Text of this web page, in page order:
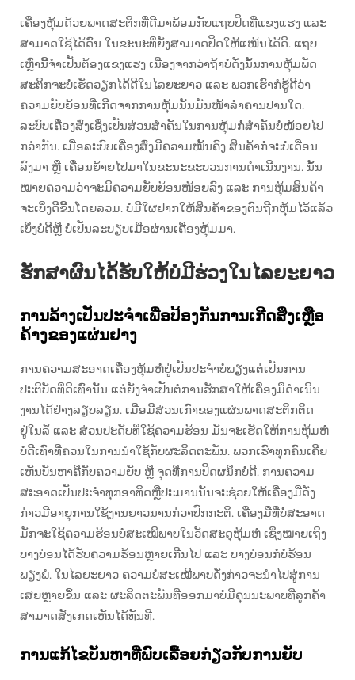
ເຄື່ອງຫຸ້ມດ້ວຍພາດສະຕິກທີ່ດີມາພ້ອມກັບແຖບປິດທີ່ແຂງແຮງ ແລະ
ສາມາດໃຊ້ໄດ້ດົນ ໃນຂະນະທີ່ຍັງສາມາດປິດໃຫ້ແໜ້ນໄດ້ດີ. ແຖບ
ເຫຼົ່ານີ້ຈຳເປັນຕ້ອງແຂງແຮງ ເນື່ອງຈາກວ່າຖ້າບໍ່ດັ່ງນັ້ນການຫຸ້ມພັດ
ສະຕິກຈະບໍ່ເຮັດວຽກໄດ້ດີໃນໄລຍະຍາວ ແລະ ພວກເຮົາກໍຮູ້ດີວ່າ
ຄວາມຍັບຍ້ອນທີ່ເກີດຈາກການຫຸ້ມນັ້ນມັນໜ້າລໍາຄານປານໃດ.
ລະບົບເຄື່ອງສົ່ງເຊິ່ງເປັນສ່ວນສຳຄັນໃນການຫຸ້ມກໍ່ສຳຄັນບໍ່ໜ້ອຍໄປ
ກວ່າກັນ. ເມື່ອລະບົບເຄື່ອງສົ່ງມີຄວາມໝັ້ນຄົງ ສິນຄ້າກໍ່ຈະບໍ່ເດືອນ
ລົງມາ ຫຼື ເຄື່ອນຍ້າຍໄປມາໃນຂະນະຂະບວນການດຳເນີນງານ. ນັ້ນ
ໝາຍຄວາມວ່າຈະມີຄວາມຍັບຍ້ອນໜ້ອຍລົງ ແລະ ການຫຸ້ມສິນຄ້າ
ຈະເບິ່ງດີຂື້ນໂດຍລວມ. ບໍ່ມີໃຜຢາກໃຫ້ສິນຄ້າຂອງຕົນຖືກຫຸ້ມໄວ້ແລ້ວ
ເບິ່ງບໍ່ດີຫຼື ບໍ່ເປັນລະບຽບເມື່ອຜ່ານເຄື່ອງຫຸ້ມມາ.
ຮັກສາຜົນໄດ້ຮັບໃຫ້ບໍ່ມີຮ່ວງໃນໄລຍະຍາວ
ການລ້າງເປັນປະຈຳເພື່ອປ້ອງກັນການເກີດສິ່ງເຫຼືອ
ຄ້າງຂອງແຜ່ນຢາງ
ການຄວາມສະອາດເຄື່ອງຫຸ້ມຫໍ່ຢູ່ເປັນປະຈຳບໍ່ພຽງແຕ່ເປັນການ
ປະຕິບັດທີ່ດີເທົ່ານັ້ນ ແຕ່ຍັງຈຳເປັນຕໍ່ການຮັກສາໃຫ້ເຄື່ອງມືດຳເນີນ
ງານໄດ້ຢ່າງລຽບລຽນ. ເມື່ອມີສ່ວນເກົາຂອງແຜ່ນພາດສະຕິກຕິດ
ຢູ່ໃນລໍ້ ແລະ ສ່ວນປະດັບທີ່ໃຊ້ຄວາມຮ້ອນ ມັນຈະເຮັດໃຫ້ການຫຸ້ມຫໍ່
ບໍ່ດີເທົ່າທີ່ຄວນໃນການນຳໃຊ້ກັບຜະລິດຕະພັນ. ພວກເຮົາທຸກຄົນເຄີຍ
ເຫັນບັນຫາຄືກັບຄວາມຍັບ ຫຼື ຈຸດທີ່ການປິດຜນຶກບໍ່ດີ. ການຄວາມ
ສະອາດເປັນປະຈຳທຸກອາທິດຫຼືປະມານນັ້ນຈະຊ່ວຍໃຫ້ເຄື່ອງມືດັ່ງ
ກ່າວມີອາຍຸການໃຊ້ງານຍາວນານກ່ວາປົກກະຕິ. ເຄື່ອງມືທີ່ບໍ່ສະອາດ
ມັກຈະໃຊ້ຄວາມຮ້ອນບໍ່ສະເໝີພາບໃນວັດສະດຸຫຸ້ມຫໍ່ ເຊິ່ງໝາຍເຖິງ
ບາງບ່ອນໄດ້ຮັບຄວາມຮ້ອນຫຼາຍເກີນໄປ ແລະ ບາງບ່ອນກໍ່ບໍ່ຮ້ອນ
ພຽງພໍ. ໃນໄລຍະຍາວ ຄວາມບໍ່ສະເໝີພາບດັ່ງກ່າວຈະນຳໄປສູ່ການ
ເສຍຫຼາຍຂຶ້ນ ແລະ ຜະລິດຕະພັນທີ່ອອກມາບໍ່ມີຄຸນນະພາບທີ່ລູກຄ້າ
ສາມາດສັງເກດເຫັນໄດ້ທັນທີ.
ການແກ້ໄຂບັນຫາທີ່ພົບເລື້ອຍກ່ຽວກັບການຍັບ